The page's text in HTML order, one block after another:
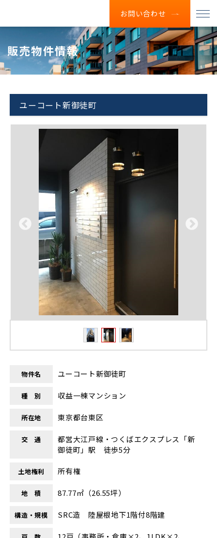
お問い合わせ
販売物件情報
ユーコート新御徒町
物件名 ユーコート新御徒町
種 別 収益一棟マンション
所在地 東京都台東区
交 通
都営大江戸線・つくばエクスプレス「新
御徒町」駅 徒歩5分
土地権利 所有権
地 積 87.77㎡（26.55坪）
構造・規模 SRC造 陸屋根地下1階付8階建